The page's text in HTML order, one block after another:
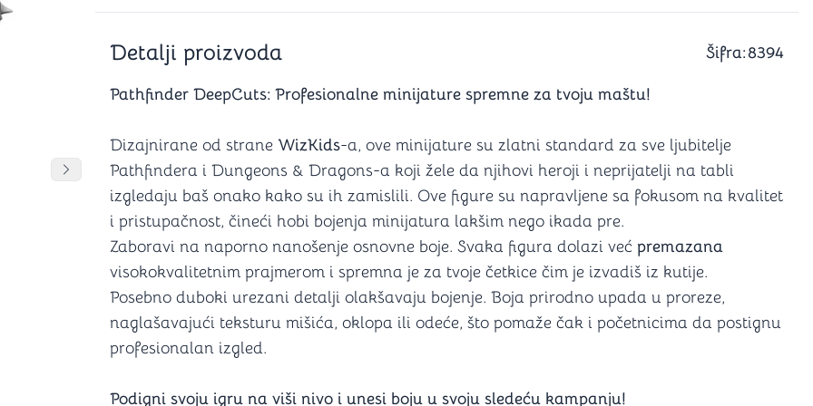
Šah
4 u 1 igre
Backgammon (Tavla)
Podloge za igranje
Mozgalice
Hanayama
Kocke
Ostale mozgalice
Stripovi
Pomeranje sadržaja slajdera u desno
Detalji proizvoda Šifra:8394
Pathfinder DeepCuts: Profesionalne minijature spremne za tvoju maštu!
Dizajnirane od strane WizKids-a, ove minijature su zlatni standard za sve ljubitelje
Pathfindera i Dungeons & Dragons-a koji žele da njihovi heroji i neprijatelji na tabli
izgledaju baš onako kako su ih zamislili. Ove figure su napravljene sa fokusom na kvalitet
i pristupačnost, čineći hobi bojenja minijatura lakšim nego ikada pre.
Zaboravi na naporno nanošenje osnovne boje. Svaka figura dolazi već premazana
visokokvalitetnim prajmerom i spremna je za tvoje četkice čim je izvadiš iz kutije.
Posebno duboki urezani detalji olakšavaju bojenje. Boja prirodno upada u proreze,
naglašavajući teksturu mišića, oklopa ili odeće, što pomaže čak i početnicima da postignu
profesionalan izgled.
Podigni svoju igru na viši nivo i unesi boju u svoju sledeću kampanju!